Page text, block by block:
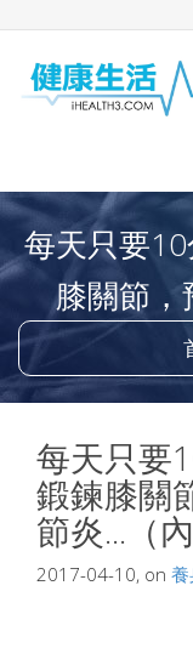
每天只要
膝關節，
每天只要
鍛鍊膝關
節炎...（
2017-04-10, on